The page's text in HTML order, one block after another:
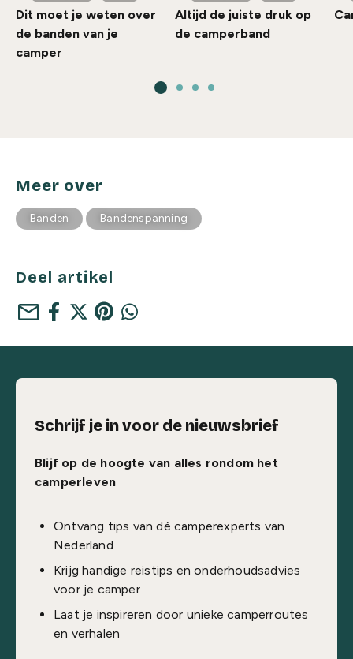
Dit moet je weten over
de banden van je
camper
Altijd de juiste druk op
de camperband
Meer over
Banden Bandenspanning
Deel artikel
mail
Schrijf je in voor de nieuwsbrief
Blijf op de hoogte van alles rondom het
camperleven
Ontvang tips van dé camperexperts van
Nederland
Krijg handige reistips en onderhoudsadvies
voor je camper
Laat je inspireren door unieke camperroutes
en verhalen